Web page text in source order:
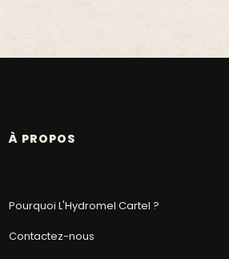
À PROPOS
Pourquoi L'Hydromel Cartel ?
Contactez-nous